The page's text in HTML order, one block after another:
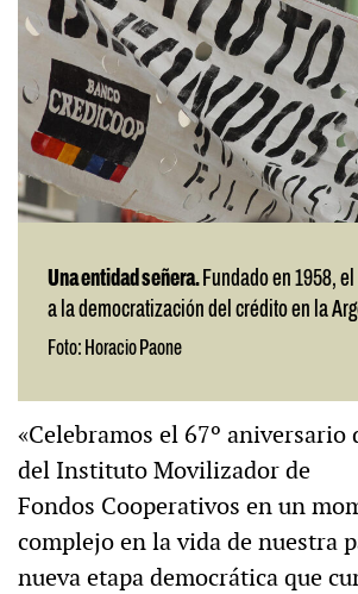
Una entidad señera. Fundado en 1958,
a la democratización del crédito en la
Foto: Horacio Paone
«Celebramos el 67º aniversario
del Instituto Movilizador de
Fondos Cooperativos en un
complejo en la vida de nuestra
nueva etapa democrática que